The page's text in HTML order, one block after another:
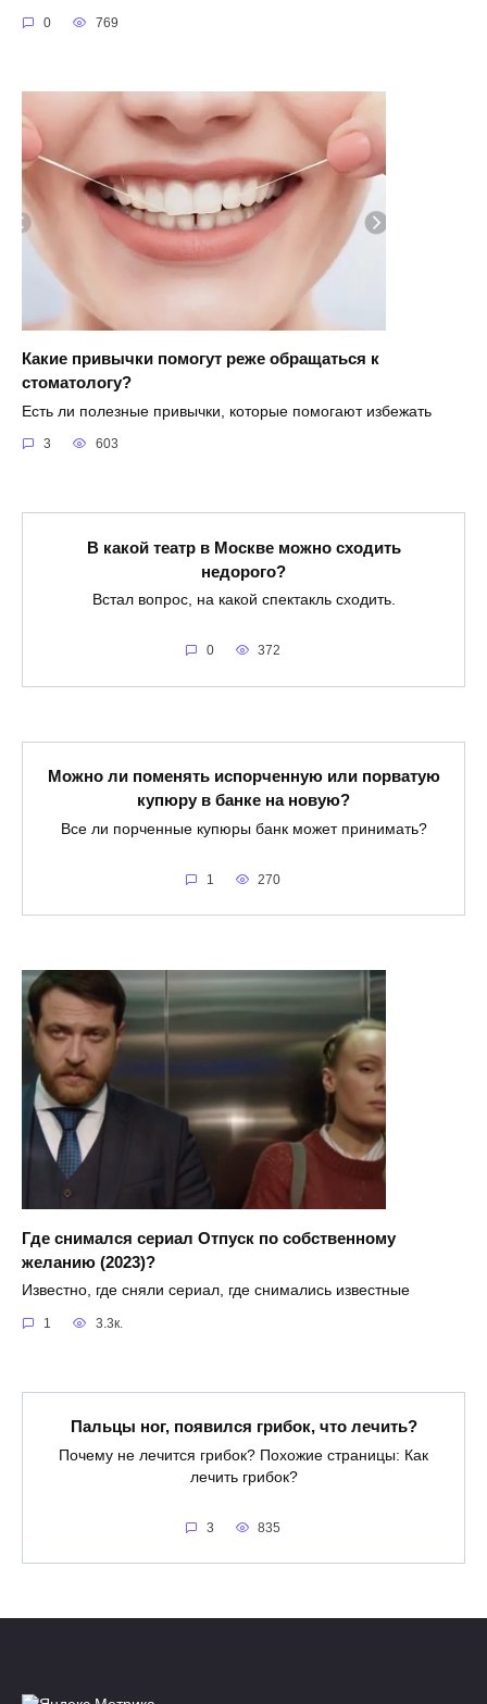
0 769
Какие привычки помогут реже обращаться к
стоматологу?
Есть ли полезные привычки, которые помогают избежать
3 603
В какой театр в Москве можно сходить
недорого?
Встал вопрос, на какой спектакль сходить.
0 372
Можно ли поменять испорченную или порватую
купюру в банке на новую?
Все ли порченные купюры банк может принимать?
1 270
Где снимался сериал Отпуск по собственному
желанию (2023)?
Известно, где сняли сериал, где снимались известные
1 3.3к.
Пальцы ног, появился грибок, что лечить?
Почему не лечится грибок? Похожие страницы: Как
лечить грибок?
3 835